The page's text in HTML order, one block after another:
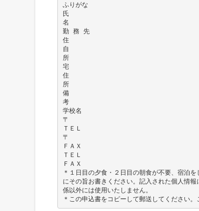
ふりがな
氏
名
勤 務 先
住
自
所
宅
住
所
備
考
学校名
〒
ＴＥＬ
〒
ＦＡＸ
ＴＥＬ
ＦＡＸ
＊１日目の夕食・２日目の朝食が不要、宿泊
にその旨お書きください。記入された個人情
係以外には使用いたしません。